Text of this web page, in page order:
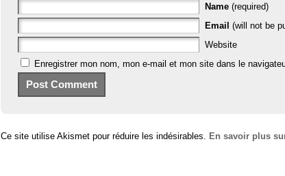
Name (required)
Email (will not be
Website
Enregistrer mon nom, mon e-mail et mon site dans le
Ce site utilise Akismet pour réduire les indésirables. En savoir plus